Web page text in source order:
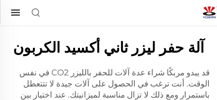
آلة حفر ليزر ثاني أكسيد الكربون
قد يبدو مربكًا شراء عدة آلات للحفر بالليزر CO2 في نفس
الوقت. أنت ترغب في الحصول على آلات جيدة لا تتتعطل
باستمرار ومع ذلك لا تزال مناسبة لميزانيتك. عند اختيار بين